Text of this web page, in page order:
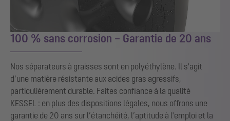
100 % sans corrosion – Garantie de 20 ans
Nos séparateurs à graisses sont en polyéthylène. Il s'agit
d’une matière résistante aux acides gras agressifs,
particulièrement durable. Faites confiance à la qualité
KESSEL : en plus des dispositions légales, nous offrons une
garantie de 20 ans sur l’étanchéité, l’aptitude à l'emploi et la